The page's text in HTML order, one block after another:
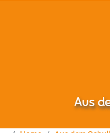
Aus